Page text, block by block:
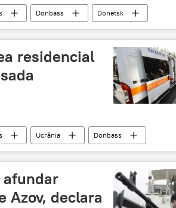
Donbass
Donetsk
RPD
ofensiva
residencial
Ucrânia
Donbass
conflitos
afundar
Azov, declara